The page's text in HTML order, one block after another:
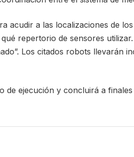
acudir a las localizaciones de
repertorio de sensores
Los citados robots llevarán
ejecución y concluirá a